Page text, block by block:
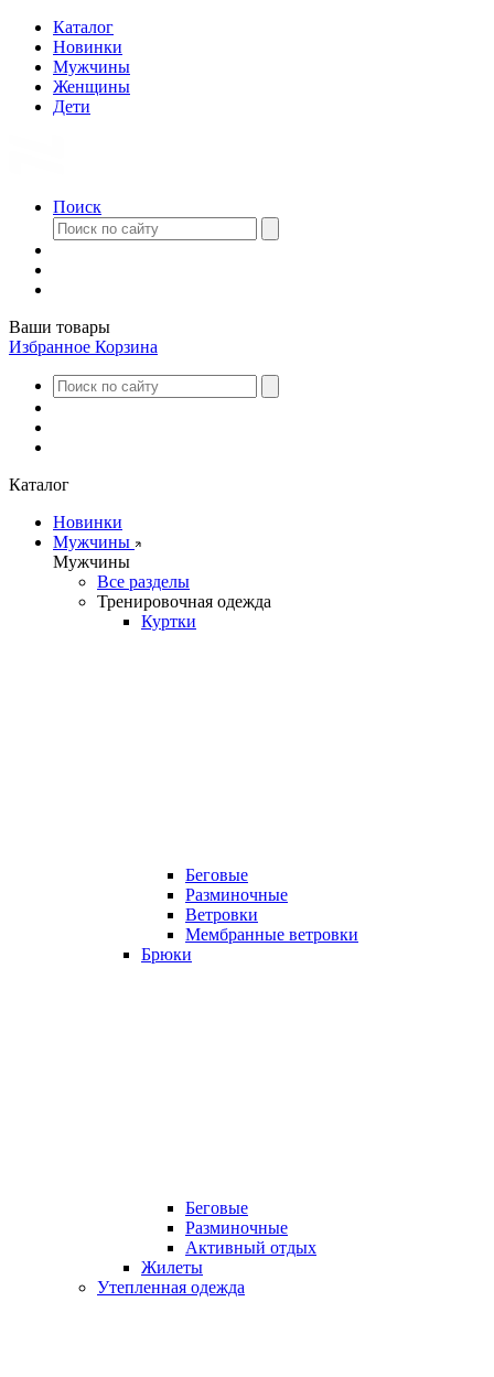
Каталог
Новинки
Мужчины
Женщины
Дети
Поиск
Ваши товары
Избранное Корзина
Каталог
Новинки
Мужчины
Мужчины
Все разделы
Тренировочная одежда
Куртки
Беговые
Разминочные
Ветровки
Мембранные ветровки
Брюки
Беговые
Разминочные
Активный отдых
Жилеты
Утепленная одежда